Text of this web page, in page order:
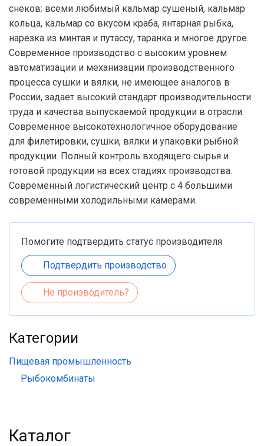
снеков: всеми любимый кальмар сушеный, кальмар
кольца, кальмар со вкусом краба, янтарная рыбка,
нарезка из минтая и путассу, таранка и многое другое.
Современное производство с высоким уровнем
автоматизации и механизации производственного
процесса сушки и вялки, не имеющее аналогов в
России, задает высокий стандарт производительности
труда и качества выпускаемой продукции в отрасли.
Современное высокотехнологичное оборудование
для филетировки, сушки, вялки и упаковки рыбной
продукции. Полный контроль входящего сырья и
готовой продукции на всех стадиях производства.
Современный логистический центр с 4 большими
современными холодильными камерами.
Помогите подтвердить статус производителя
Подтвердить производство
Не производитель?
Категории
Пищевая промышленность
Рыбокомбинаты
Каталог